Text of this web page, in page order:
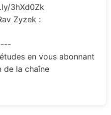
3hXd0Zk
Zyzek :
en vous abonnant
de la chaîne